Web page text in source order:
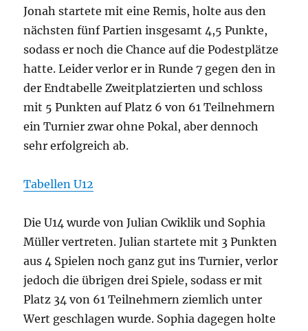
Jonah startete mit eine Remis, holte aus den
nächsten fünf Partien insgesamt 4,5 Punkte,
sodass er noch die Chance auf die Podestplätze
hatte. Leider verlor er in Runde 7 gegen den in
der Endtabelle Zweitplatzierten und schloss
mit 5 Punkten auf Platz 6 von 61 Teilnehmern
ein Turnier zwar ohne Pokal, aber dennoch
sehr erfolgreich ab.
Tabellen U12
Die U14 wurde von Julian Cwiklik und Sophia
Müller vertreten. Julian startete mit 3 Punkten
aus 4 Spielen noch ganz gut ins Turnier, verlor
jedoch die übrigen drei Spiele, sodass er mit
Platz 34 von 61 Teilnehmern ziemlich unter
Wert geschlagen wurde. Sophia dagegen holte